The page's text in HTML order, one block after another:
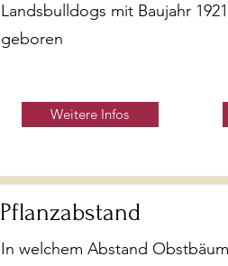
Landsbulldogs mit Baujahr
geboren
Weitere Infos
Pflanzabstand
In welchem Abstand